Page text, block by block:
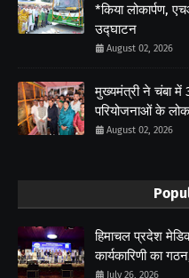
*किया लोकार्पण,
उद्घाटन
August 02, 2026
मुख्यमंत्री ने चंबा में
परियोजनाओं के
August 02, 2026
हिमाचल प्रदेश
कार्यकारिणी का
July 26, 2026